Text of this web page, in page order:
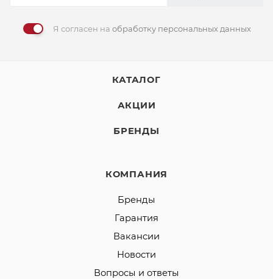
Я согласен на обработку персональных данных
КАТАЛОГ
АКЦИИ
БРЕНДЫ
КОМПАНИЯ
Бренды
Гарантия
Вакансии
Новости
Вопросы и ответы